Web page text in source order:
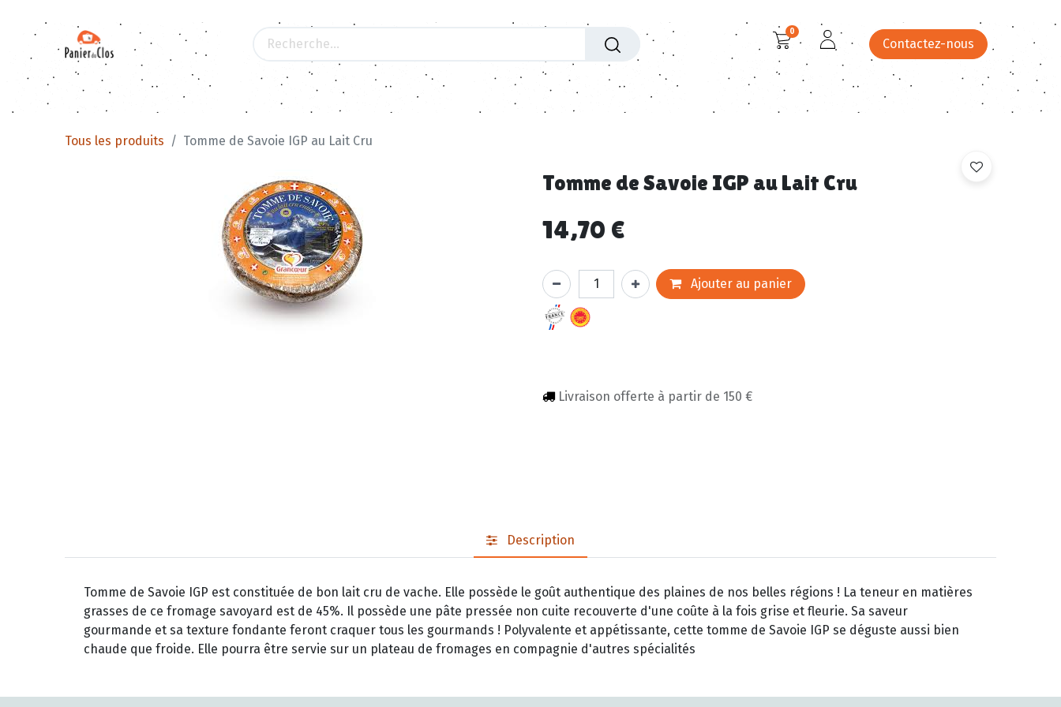
0
Contactez-nous
Tous les produits Apéritifs Les produits d'exceptions Plats Fromages Paniers festifs Menus Catalogue Site Panier du Clos
Tous les produits Tomme de Savoie IGP au Lait Cru
Tomme de Savoie IGP au Lait Cru
14,70 €
Ajouter au panier
Livraison offerte à partir de 150 €
Description
Tomme de Savoie IGP est constituée de bon lait cru de vache. Elle possède le goût authentique des plaines de nos belles régions ! La teneur en matières
grasses de ce fromage savoyard est de 45%. Il possède une pâte pressée non cuite recouverte d'une coûte à la fois grise et fleurie. Sa saveur
gourmande et sa texture fondante feront craquer tous les gourmands ! Polyvalente et appétissante, cette tomme de Savoie IGP se déguste aussi bien
chaude que froide. Elle pourra être servie sur un plateau de fromages en compagnie d'autres spécialités